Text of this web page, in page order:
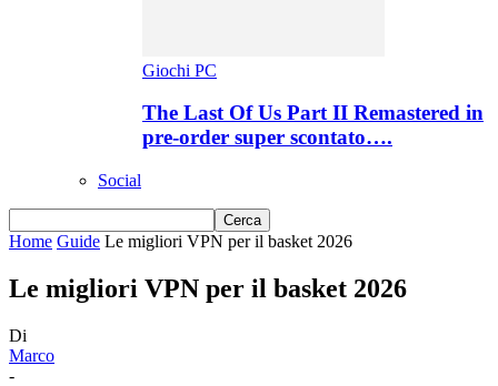
Giochi PC
The Last Of Us Part II Remastered in
pre-order super scontato….
Social
Home Guide Le migliori VPN per il basket 2026
Le migliori VPN per il basket 2026
Di
Marco
-